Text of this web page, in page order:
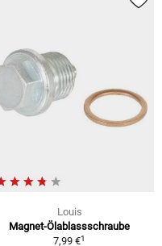
Louis
Magnet-Ölablassschraube
7,99 €1